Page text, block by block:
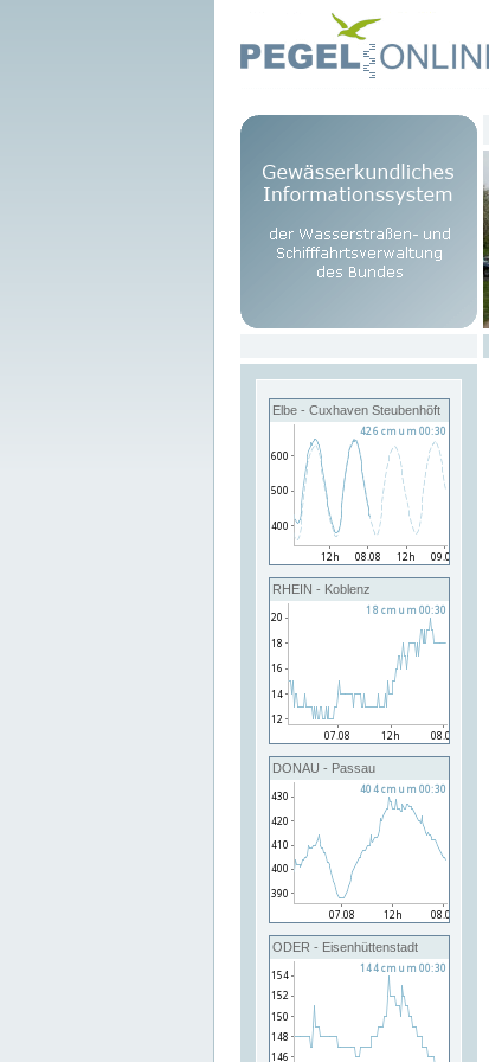
Elbe - Cuxhaven Steubenhöft
RHEIN - Koblenz
DONAU - Passau
ODER - Eisenhüttenstadt